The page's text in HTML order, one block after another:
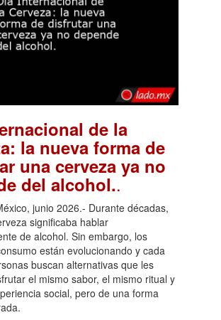
de la
la nueva forma de
una cerveza ya no
del alcohol..
junio 2026.- Durante décadas,
significaba hablar
de alcohol. Sin embargo, los
están evolucionando y cada
buscan alternativas que les
el mismo sabor, el mismo ritual y
social, pero de una forma